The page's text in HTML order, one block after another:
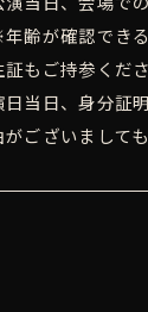
齢が確認でき
証もご持参くださ
日当日、身分証
がございまして